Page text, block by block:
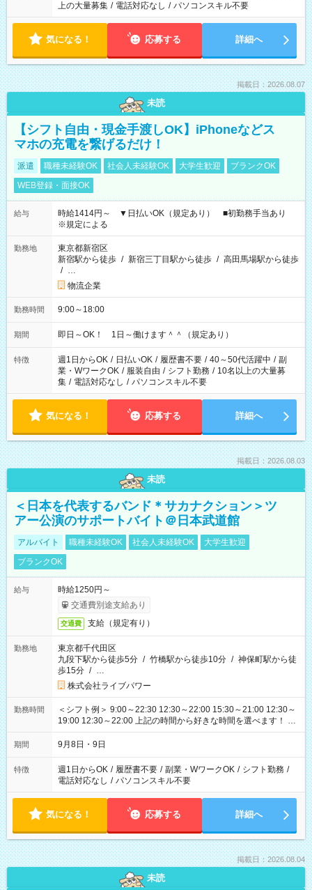
上の大量募集 / 電話対応なし / パソコンスキル不要
気になる！ 応募する 詳細へ
掲載日：2026.08.07
未読
【シフト自由・現金手渡しOK】iPhoneなどス
マホの充電を繋げるだけ！
派遣 職種未経験OK 社会人未経験OK 大学生歓迎
ブランクOK
WEB登録・面接OK
給与
時給1414円～ ▼日払いOK（規定あり） ■初勤務手当あり
※規定による
勤務地
東京都新宿区
新宿駅から徒歩 / 新宿三丁目駅から徒歩 / 高田馬場駅から徒歩
/ …
物流企業
勤務時間 9:00～18:00
期間 即日～OK！ 1日～働けます＾＾（規定あり）
特徴 週1日からOK / 日払いOK / 履歴書不要 / 40～50代活躍中 / 副
業・WワークOK / 服装自由 / シフト勤務 / 10名以上の大量募
集 / 電話対応なし / パソコンスキル不要
気になる！ 応募する 詳細へ
掲載日：2026.08.03
未読
＜日本を代表するバンド＊サカナクション＞ツ
アー公演のサポートバイト＠日本武道館
アルバイト 職種未経験OK 社会人未経験OK
大学生歓迎
ブランクOK
給与
時給1250円～
交通費別途支給あり
交通費 支給（規定有り）
勤務地
東京都千代田区
九段下駅から徒歩5分 / 竹橋駅から徒歩10分 / 神保町駅から徒
歩15分 / …
株式会社ライブパワー
勤務時間
＜シフト例＞ 9:00～22:30 12:30～22:00 15:30～21:00 12:30～
19:00 12:30～22:00 上記の時間から好きな時間を選べます！ ※
時間は変更となる可能性があります
期間 9月8日・9日
特徴 週1日からOK / 履歴書不要 / 副業・WワークOK / シフト勤務 /
電話対応なし / パソコンスキル不要
気になる！ 応募する 詳細へ
掲載日：2026.08.04
未読